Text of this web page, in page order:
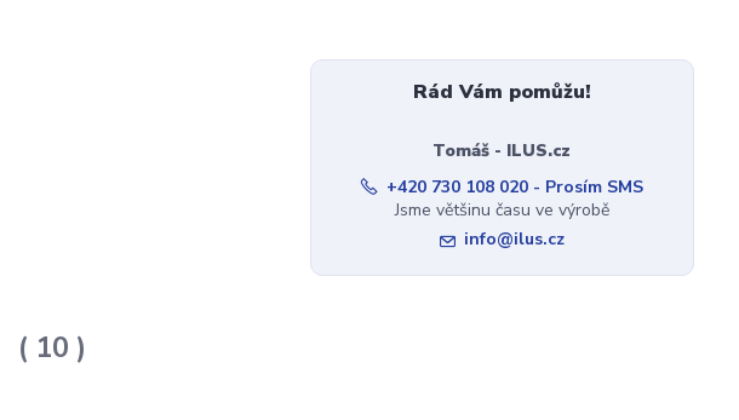
Rád Vám pomůžu!
Tomáš - ILUS.cz
+420 730 108 020 - Prosím SMS
Jsme většinu času ve výrobě
info@ilus.cz
10